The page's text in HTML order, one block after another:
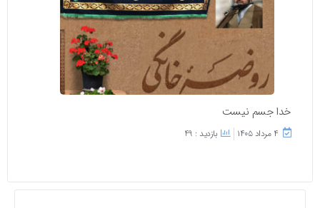
خدا جسم نیست
۴ مرداد ۱۴۰۵ بازدید : 49